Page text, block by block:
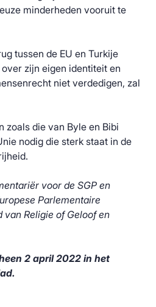
minderheden vooruit te
tussen de EU en Turkije
zijn eigen identiteit en
niet verdedigen, zal
zoals die van Byle en Bibi
nodig die sterk staat in de
voor de SGP en
Parlementaire
Religie of Geloof en
2 april 2022 in het